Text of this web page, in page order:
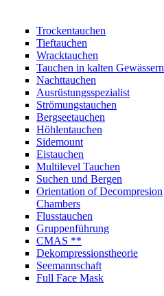
Trockentauchen
Tieftauchen
Wracktauchen
Tauchen in kalten Gewässern
Nachttauchen
Ausrüstungsspezialist
Strömungstauchen
Bergseetauchen
Höhlentauchen
Sidemount
Eistauchen
Multilevel Tauchen
Suchen und Bergen
Orientation of Decompresion
Chambers
Flusstauchen
Gruppenführung
CMAS **
Dekompressionstheorie
Seemannschaft
Full Face Mask